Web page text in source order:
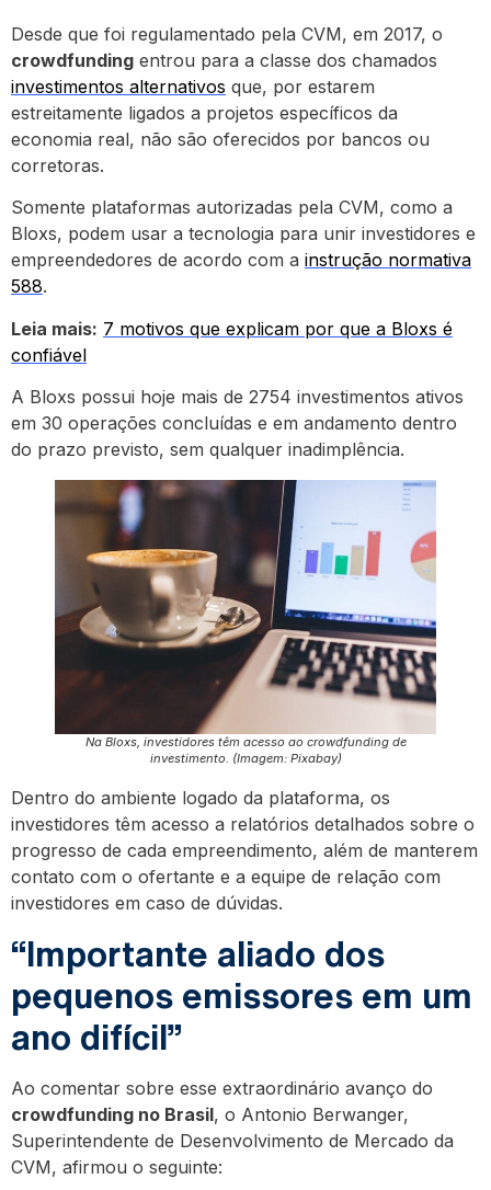
Desde que foi regulamentado pela CVM, em 2017, o
crowdfunding entrou para a classe dos chamados
investimentos alternativos que, por estarem
estreitamente ligados a projetos específicos da
economia real, não são oferecidos por bancos ou
corretoras.
Somente plataformas autorizadas pela CVM, como a
Bloxs, podem usar a tecnologia para unir investidores e
empreendedores de acordo com a instrução normativa
588.
Leia mais: 7 motivos que explicam por que a Bloxs é
confiável
A Bloxs possui hoje mais de 2754 investimentos ativos
em 30 operações concluídas e em andamento dentro
do prazo previsto, sem qualquer inadimplência.
Na Bloxs, investidores têm acesso ao crowdfunding de
investimento. (Imagem: Pixabay)
Dentro do ambiente logado da plataforma, os
investidores têm acesso a relatórios detalhados sobre o
progresso de cada empreendimento, além de manterem
contato com o ofertante e a equipe de relação com
investidores em caso de dúvidas.
“Importante aliado dos
pequenos emissores em um
ano difícil”
Ao comentar sobre esse extraordinário avanço do
crowdfunding no Brasil, o Antonio Berwanger,
Superintendente de Desenvolvimento de Mercado da
CVM, afirmou o seguinte: